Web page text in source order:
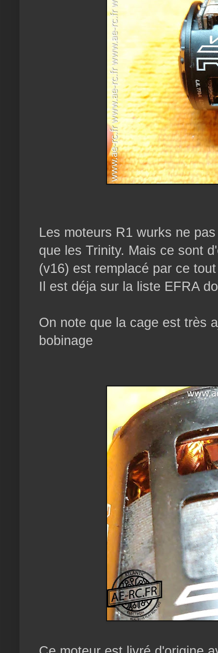
Les moteurs R1 wurks ne
que les Trinity. Mais ce sont
(v16) est remplacé par ce
Il est déja sur la liste EFRA
On note que la cage est très
bobinage